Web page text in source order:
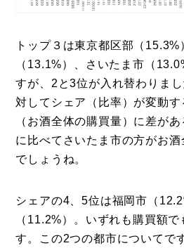
トップ３は東京都区部（15.3%
（13.1%）、さいたま市（
すが、2と3位が入れ替わりま
対してシェア（比率）が変動
（お酒全体の購買量）に差が
に比べてさいたま市の方がお
でしょうね。
シェアの4、5位は福岡市（
（11.2%）。いずれも購買額
す。この2つの都市についてで